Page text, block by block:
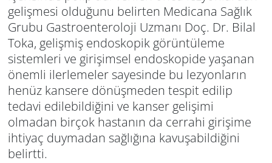
gelişmesi olduğunu belirten Medicana Sağlık
Grubu Gastroenteroloji Uzmanı Doç. Dr. Bilal
Toka, gelişmiş endoskopik görüntüleme
sistemleri ve girişimsel endoskopide yaşanan
önemli ilerlemeler sayesinde bu lezyonların
henüz kansere dönüşmeden tespit edilip
tedavi edilebildiğini ve kanser gelişimi
olmadan birçok hastanın da cerrahi girişime
ihtiyaç duymadan sağlığına kavuşabildiğini
belirtti.